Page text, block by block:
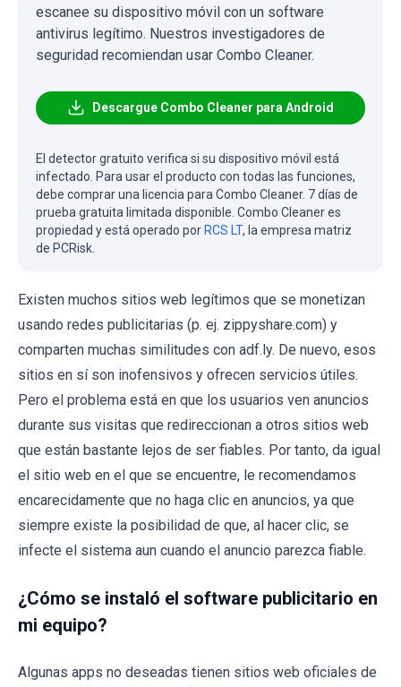
escanee su dispositivo móvil con un software
antivirus legítimo. Nuestros investigadores de
seguridad recomiendan usar Combo Cleaner.
Descargue Combo Cleaner para Android
El detector gratuito verifica si su dispositivo móvil está
infectado. Para usar el producto con todas las funciones,
debe comprar una licencia para Combo Cleaner. 7 días de
prueba gratuita limitada disponible. Combo Cleaner es
propiedad y está operado porRCS LT, la empresa matriz
de PCRisk.
Existen muchos sitios web legítimos que se monetizan
usando redes publicitarias (p. ej. zippyshare.com) y
comparten muchas similitudes con adf.ly. De nuevo, esos
sitios en sí son inofensivos y ofrecen servicios útiles.
Pero el problema está en que los usuarios ven anuncios
durante sus visitas que redireccionan a otros sitios web
que están bastante lejos de ser fiables. Por tanto, da igual
el sitio web en el que se encuentre, le recomendamos
encarecidamente que no haga clic en anuncios, ya que
siempre existe la posibilidad de que, al hacer clic, se
infecte el sistema aun cuando el anuncio parezca fiable.
¿Cómo se instaló el software publicitario en
mi equipo?
Algunas apps no deseadas tienen sitios web oficiales de